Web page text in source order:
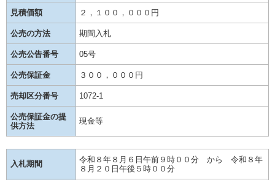
見積価額 ２，１００，０００円
公売の方法 期間入札
公売公告番号 05号
公売保証金 ３００，０００円
売却区分番号 1072-1
公売保証金の提
供方法
現金等
入札期間
令和８年８月６日午前９時００分 から 令和８年
８月２０日午後５時００分